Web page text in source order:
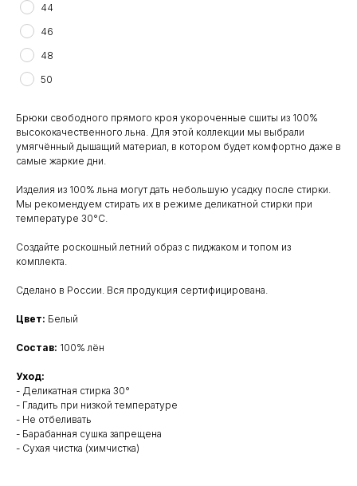
44
46
48
50
Брюки свободного прямого кроя укороченные сшиты из 100%
высококачественного льна. Для этой коллекции мы выбрали
умягчённый дышащий материал, в котором будет комфортно даже в
самые жаркие дни.
Изделия из 100% льна могут дать небольшую усадку после стирки.
Мы рекомендуем стирать их в режиме деликатной стирки при
температуре 30°С.
Создайте роскошный летний образ с пиджаком и топом из
комплекта.
Сделано в России. Вся продукция сертифицирована.
Цвет: Белый
Состав: 100% лён
Уход:
- Деликатная стирка 30°
- Гладить при низкой температуре
- Не отбеливать
- Барабанная сушка запрещена
- Сухая чистка (химчистка)